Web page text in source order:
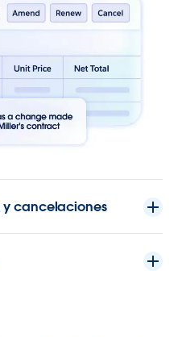
y cancelaciones